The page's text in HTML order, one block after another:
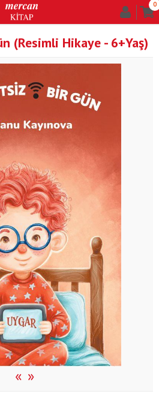
0
(Resimli Hikaye - 6+Yaş)
« »